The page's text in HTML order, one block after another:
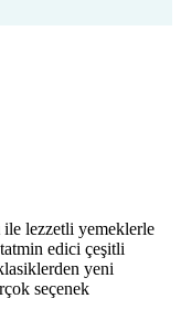
ile lezzetli yemeklerle
edici çeşitli
yeni
seçenek